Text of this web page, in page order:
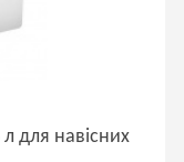
для навісних